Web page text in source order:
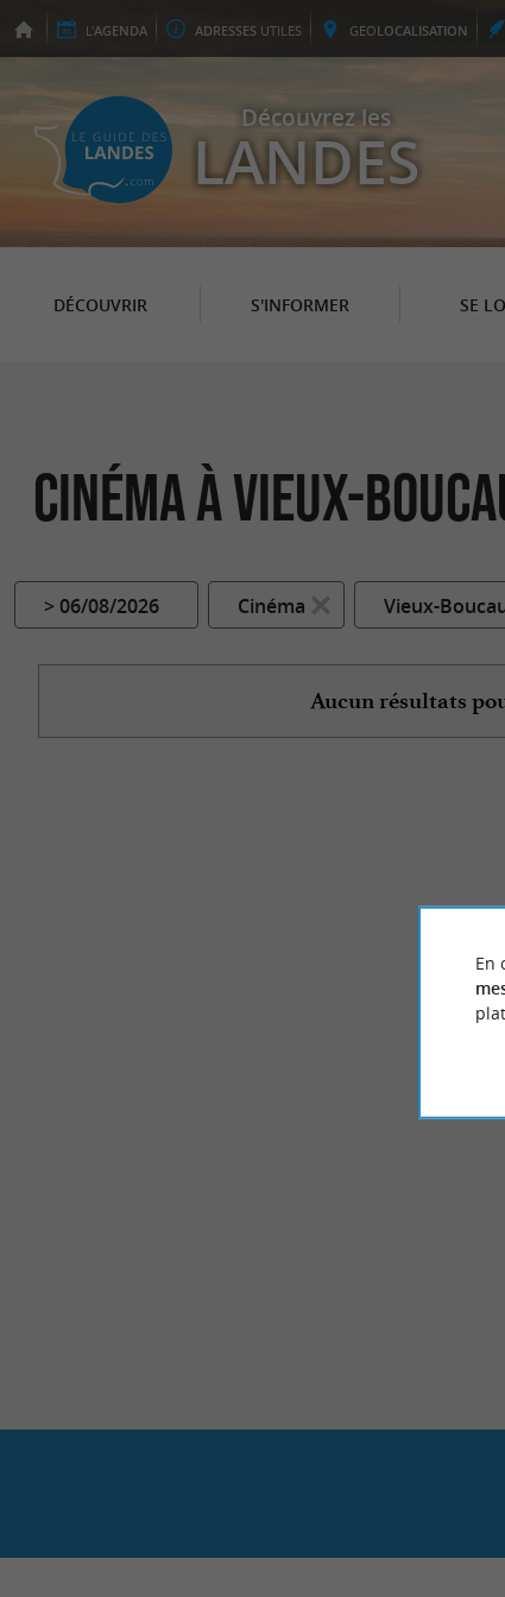
L'AGENDA ADRESSES UTILES GEOLOCALISATION
Découvrez les
LANDES
DÉCOUVRIR S'INFORMER SE
Cinéma à Vieux-
> 06/08/2026 Cinéma Vieux-
Aucun résultats
En